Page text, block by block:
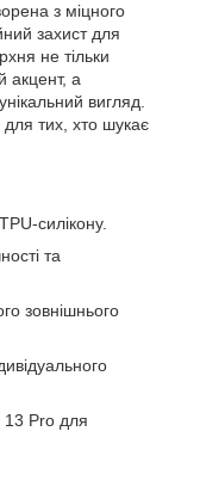
з міцного
захист для
не тільки
акцент, а
вигляд.
тих, хто шукає
силікону.
та
зовнішнього
13 Pro для